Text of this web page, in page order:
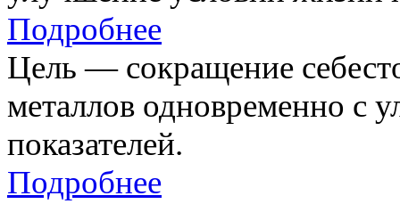
Подробнее
Цель — сокращение
металлов одновременно с
показателей.
Подробнее